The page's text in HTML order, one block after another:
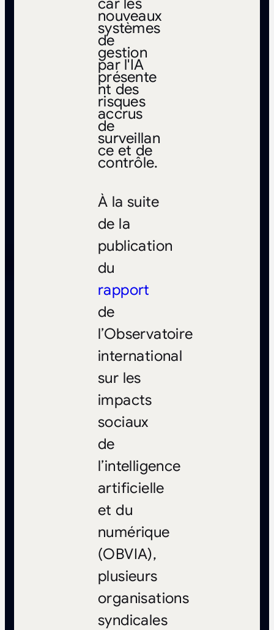
car les
nouveaux
systèmes
de
gestion
par l'IA
présente
nt des
risques
accrus
de
surveillan
ce et de
contrôle.
À la suite
de la
publication
du
rapport
de
l’Observatoire
international
sur les
impacts
sociaux
de
l’intelligence
artificielle
et du
numérique
(OBVIA),
plusieurs
organisations
syndicales